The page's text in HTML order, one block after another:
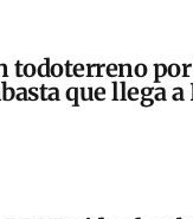
todoterreno por
que llega